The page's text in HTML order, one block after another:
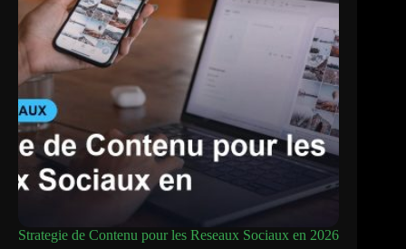
Strategie de Contenu pour les Reseaux Sociaux en 2026